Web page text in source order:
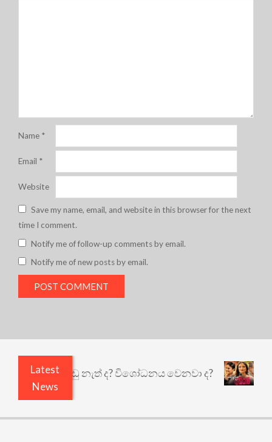
Name *
Email *
Website
Save my name, email, and website in this browser for the next
time I comment.
Notify me of follow-up comments by email.
Notify me of new posts by email.
Latest
News
ඇතුළෙයි කුඩු නැත් ද? විශෝධනය වෙනවා ද?